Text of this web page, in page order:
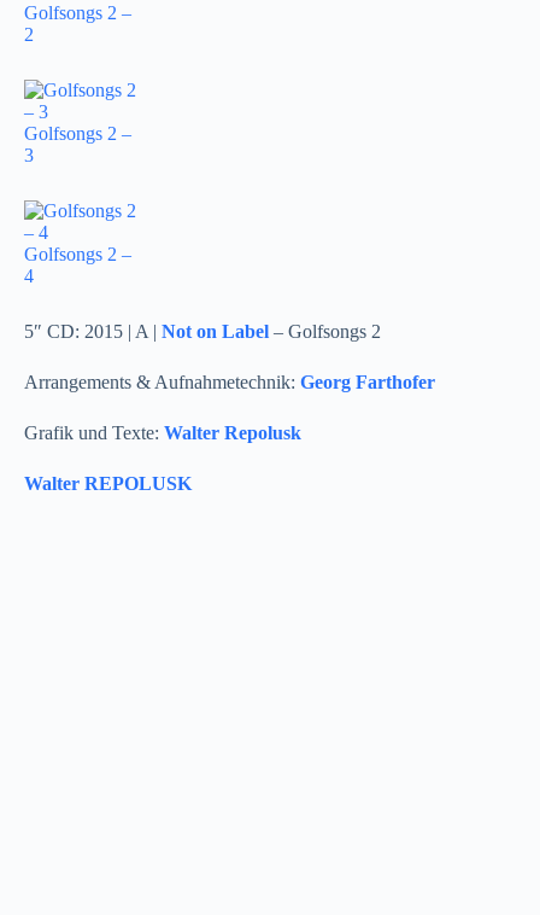
Golfsongs 2 –
2
Golfsongs 2 –
3
Golfsongs 2 –
4
5″ CD: 2015 | A | Not on Label – Golfsongs 2
Arrangements & Aufnahmetechnik: Georg Farthofer
Grafik und Texte: Walter Repolusk
Walter REPOLUSK